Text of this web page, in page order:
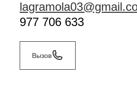
977 706 633
Вызов